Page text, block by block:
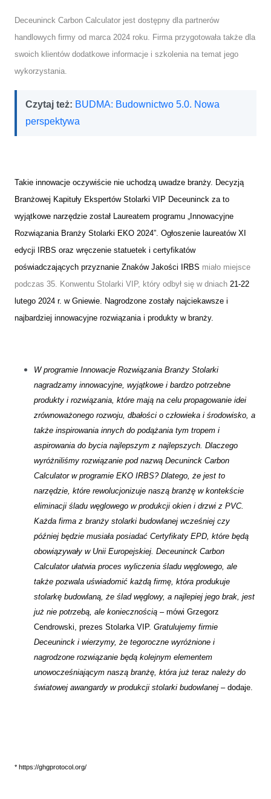
Deceuninck Carbon Calculator jest dostępny dla partnerów
handlowych firmy od marca 2024 roku. Firma przygotowała także dla
swoich klientów dodatkowe informacje i szkolenia na temat jego
wykorzystania.
Czytaj też: BUDMA: Budownictwo 5.0. Nowa
perspektywa
Takie innowacje oczywiście nie uchodzą uwadze branży. Decyzją
Branżowej Kapituły Ekspertów Stolarki VIP Deceuninck za to
wyjątkowe narzędzie został Laureatem programu „Innowacyjne
Rozwiązania Branży Stolarki EKO 2024”. Ogłoszenie laureatów XI
edycji IRBS oraz wręczenie statuetek i certyfikatów
poświadczających przyznanie Znaków Jakości IRBS miało miejsce
podczas 35. Konwentu Stolarki VIP, który odbył się w dniach 21-22
lutego 2024 r. w Gniewie. Nagrodzone zostały najciekawsze i
najbardziej innowacyjne rozwiązania i produkty w branży.
W programie Innowacje Rozwiązania Branży Stolarki
nagradzamy innowacyjne, wyjątkowe i bardzo potrzebne
produkty i rozwiązania, które mają na celu propagowanie idei
zrównoważonego rozwoju, dbałości o człowieka i środowisko, a
także inspirowania innych do podążania tym tropem i
aspirowania do bycia najlepszym z najlepszych. Dlaczego
wyróżniliśmy rozwiązanie pod nazwą Decuninck Carbon
Calculator w programie EKO IRBS? Dlatego, że jest to
narzędzie, które rewolucjonizuje naszą branżę w kontekście
eliminacji śladu węglowego w produkcji okien i drzwi z PVC.
Każda firma z branży stolarki budowlanej wcześniej czy
później będzie musiała posiadać Certyfikaty EPD, które będą
obowiązywały w Unii Europejskiej. Deceuninck Carbon
Calculator ułatwia proces wyliczenia śladu węglowego, ale
także pozwala uświadomić każdą firmę, która produkuje
stolarkę budowlaną, że ślad węglowy, a najlepiej jego brak, jest
już nie potrzebą, ale koniecznością – mówi Grzegorz
Cendrowski, prezes Stolarka VIP. Gratulujemy firmie
Deceuninck i wierzymy, że tegoroczne wyróżnione i
nagrodzone rozwiązanie będą kolejnym elementem
unowocześniającym naszą branżę, która już teraz należy do
światowej awangardy w produkcji stolarki budowlanej – dodaje.
* https://ghgprotocol.org/